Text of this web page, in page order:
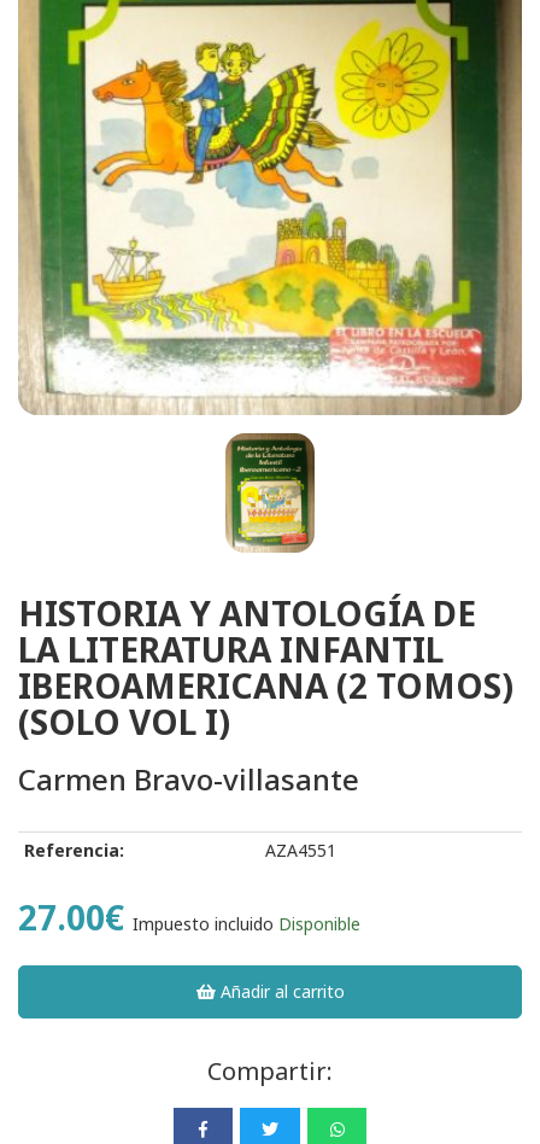
HISTORIA Y ANTOLOGÍA DE
LA LITERATURA INFANTIL
IBEROAMERICANA (2 TOMOS)
(SOLO VOL I)
Carmen Bravo-villasante
Referencia: AZA4551
27.00€ Impuesto incluido Disponible
Añadir al carrito
Compartir: